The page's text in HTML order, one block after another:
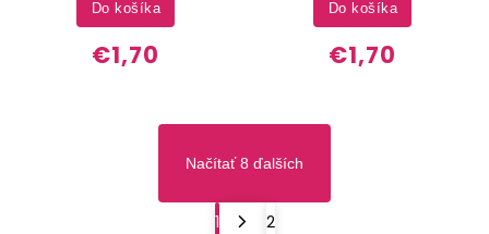
€1,70
Do košíka
€1,70
Do košíka
Načítať 8 ďalších
1
2